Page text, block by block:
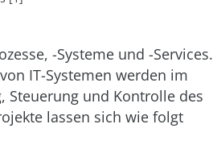
-Systeme und -Services.
IT-Systemen werden im
Steuerung und Kontrolle des
lassen sich wie folgt